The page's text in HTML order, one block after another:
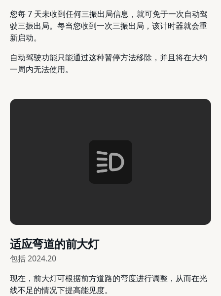
您每 7 天未收到任何三振出局信息，就可免于一次自动驾
驶三振出局。每当您收到一次三振出局，该计时器就会重
新启动。
自动驾驶功能只能通过这种暂停方法移除，并且将在大约
一周内无法使用。
适应弯道的前大灯
包括2024.20
现在，前大灯可根据前方道路的弯度进行调整，从而在光
线不足的情况下提高能见度。